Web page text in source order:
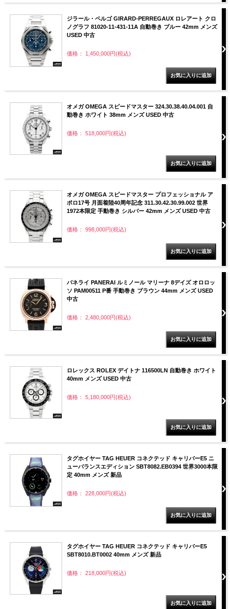
ジラール・ペルゴ GIRARD-PERREGAUX ロレアート クロ
ノグラフ 81020-11-431-11A 自動巻き ブルー 42mm メンズ
USED 中古
価格： 1,450,000円(税込)
オメガ OMEGA スピードマスター 324.30.38.40.04.001 自
動巻き ホワイト 38mm メンズ USED 中古
価格： 518,000円(税込)
オメガ OMEGA スピードマスター プロフェッショナル ア
ポロ17号 月面着陸40周年記念 311.30.42.30.99.002 世界
1972本限定 手動巻き シルバー 42mm メンズ USED 中古
価格： 998,000円(税込)
パネライ PANERAI ルミノール マリーナ 8デイズ オロロッ
ソ PAM00511 P番 手動巻き ブラウン 44mm メンズ USED
中古
価格： 2,480,000円(税込)
ロレックス ROLEX デイトナ 116500LN 自動巻き ホワイト
40mm メンズ USED 中古
価格： 5,180,000円(税込)
タグホイヤー TAG HEUER コネクテッド キャリバーE5 ニ
ューバランスエディション SBT8082.EB0394 世界3000本限
定 40mm メンズ 新品
価格： 228,000円(税込)
タグホイヤー TAG HEUER コネクテッド キャリバーE5
SBT8010.BT0002 40mm メンズ 新品
価格： 218,000円(税込)